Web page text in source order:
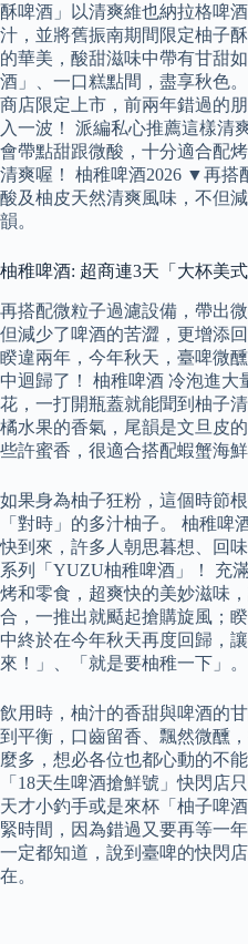
酥啤酒」以清爽維也納拉格啤
汁，並將舊振南期間限定柚子
的華美，酸甜滋味中帶有甘甜
酒」、一口糕點間，盡享秋色
商店限定上市，前兩年錯過的
入一波！ 派編私心推薦這樣清
會帶點甜跟微酸，十分適合配
清爽喔！ 柚稚啤酒2026 ▼再搭
酸及柚皮天然清爽風味，不但
韻。
柚稚啤酒: 超商連3天「大杯美式
再搭配微粒子過濾設備，帶出
但減少了啤酒的苦澀，更增添
睽違兩年，今年秋天，臺啤微
中迴歸了！ 柚稚啤酒 冷泡進
花，一打開瓶蓋就能聞到柚子
橘水果的香氣，尾韻是文旦皮
些許蜜香，很適合搭配蝦蟹海鮮
如果身為柚子狂粉，這個時節
「對時」的多汁柚子。 柚稚啤
快到來，許多人朝思暮想、回
系列「YUZU柚稚啤酒」！ 充
烤和零食，超爽快的美妙滋味
合，一推出就颳起搶購旋風；
中終於在今年秋天再度回歸，
來！」、「就是要柚稚一下」。
飲用時，柚汁的香甜與啤酒的
到平衡，口齒留香、飄然微醺
麼多，想必各位也都心動的不
「18天生啤酒搶鮮號」快閃店
天才小釣手或是來杯「柚子啤
緊時間，因為錯過又要再等一
一定都知道，說到臺啤的快閃
在。